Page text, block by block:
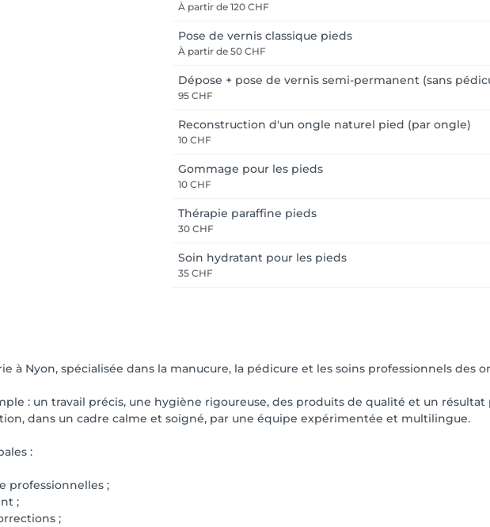
À partir de 120 CHF
Pose de vernis classique pieds
À partir de 50 CHF
Dépose + pose de vernis semi-permanent (sans
95 CHF
Reconstruction d'un ongle naturel pied (par ongle)
10 CHF
Gommage pour les pieds
10 CHF
Thérapie paraffine pieds
30 CHF
Soin hydratant pour les pieds
35 CHF
à Nyon, spécialisée dans la manucure, la pédicure et les soins professionnels des
: un travail précis, une hygiène rigoureuse, des produits de qualité et un
dans un cadre calme et soigné, par une équipe expérimentée et multilingue.
:
professionnelles ;
;
;